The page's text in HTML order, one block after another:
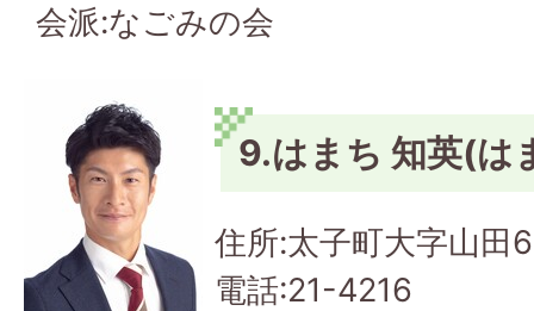
会派:なごみの会
9.はまち 知英(は
住所:太子町大字山田
電話:21-4216